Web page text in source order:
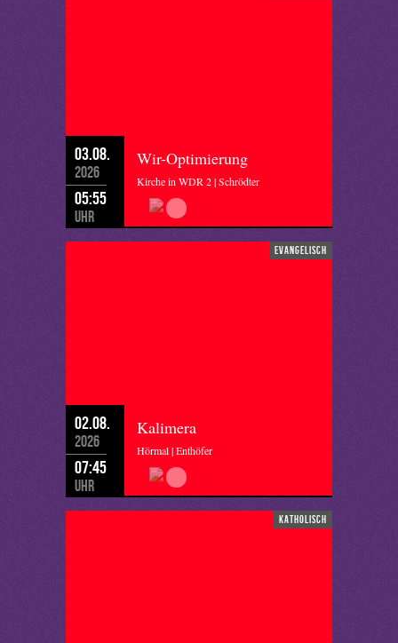
03.08.
2026
05:55
Uhr
Wir-Optimierung
Kirche in WDR 2 | Schrödter
evangelisch
02.08.
2026
07:45
Uhr
Kalimera
Hörmal | Enthöfer
katholisch